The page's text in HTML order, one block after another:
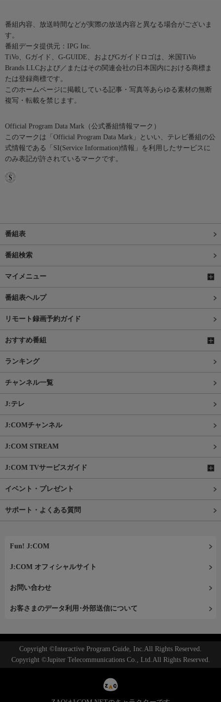
番組内容、放送時間などが実際の放送内容と異なる場合がございま
す。
番組データ提供元：IPG Inc.
TiVo、Gガイド、G-GUIDE、およびGガイドロゴは、米国TiVo
Brands LLCおよび／またはその関連会社の日本国内における商標ま
たは登録商標です。
このホームページに掲載している記事・写真等あらゆる素材の無断
複写・転載を禁じます。
Official Program Data Mark（公式番組情報マーク）
このマークは「Official Program Data Mark」といい、テレビ番組の公
式情報である「SI(Service Information)情報」を利用したサービスに
のみ表記が許されているマークです。
番組表
番組検索
マイメニュー
番組表ヘルプ
リモート録画予約ガイド
おすすめ番組
ランキング
チャンネル一覧
J:テレ
J:COMチャンネル
J:COM STREAM
J:COM TVサービスガイド
イベント・プレゼント
サポート・よくある質問
Fun! J:COM
J:COM オフィシャルサイト
お問い合わせ
お客さまのデータ利用･外部送信について
Copyright ©Interactive Program Guide, Inc.All Rights Reserved.
Copyright ©Jupiter Telecommunications Co., Ltd.All Rights Reserved.